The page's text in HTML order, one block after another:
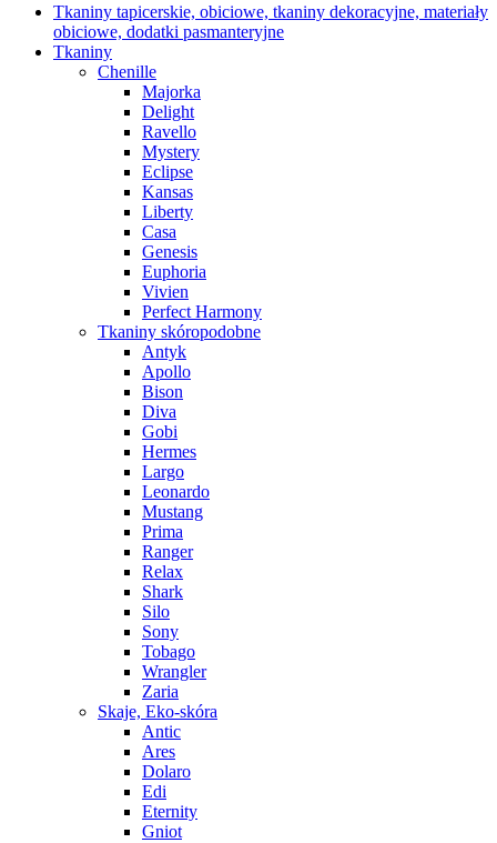
Tkaniny tapicerskie, obiciowe, tkaniny dekoracyjne, materiały
obiciowe, dodatki pasmanteryjne
Tkaniny
Chenille
Majorka
Delight
Ravello
Mystery
Eclipse
Kansas
Liberty
Casa
Genesis
Euphoria
Vivien
Perfect Harmony
Tkaniny skóropodobne
Antyk
Apollo
Bison
Diva
Gobi
Hermes
Largo
Leonardo
Mustang
Prima
Ranger
Relax
Shark
Silo
Sony
Tobago
Wrangler
Zaria
Skaje, Eko-skóra
Antic
Ares
Dolaro
Edi
Eternity
Gniot